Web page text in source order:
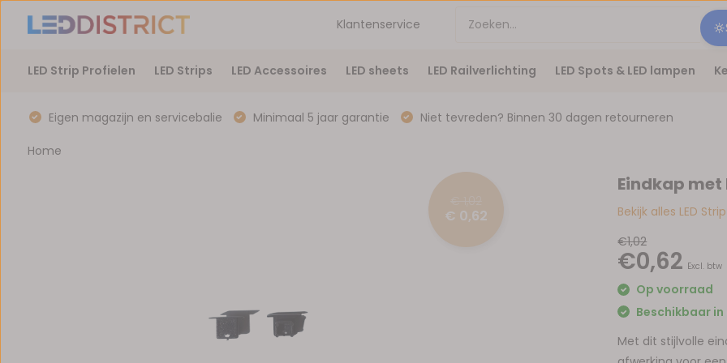
Klantenservice
LED Strip Profielen LED Strips LED Accessoires LED sheets LED Railverlichting LED Spots & LED lampen
Eigen magazijn en servicebalie Minimaal 5 jaar garantie Niet tevreden? Binnen 30 dagen retourneren
Home
€ 0,62
Eindkap met
Bekijk alles LED
€1,02
€0,62 Excl. btw
Op voorraad
Beschikbaar
Met dit stijlvolle